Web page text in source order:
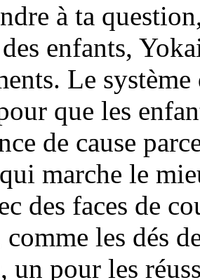
à ta
enfants,
Le
que les
de cause
marche le
des faces de
comme les dés
un pour les